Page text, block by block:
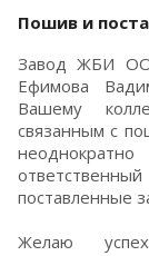
Пошив и
Завод ЖБИ
Ефимова
Вашему
связанным с
поставленные
Желаю